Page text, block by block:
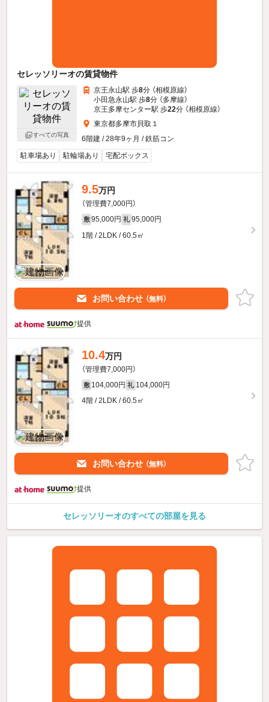
セレッソリーオの賃貸物件
すべての写真
京王永山駅 歩8分 （相模原線）
小田急永山駅 歩8分 （多摩線）
京王多摩センター駅 歩22分 （相模原線）
東京都多摩市貝取１
6階建 / 28年9ヶ月 / 鉄筋コン
駐車場あり
駐輪場あり 宅配ボックス
9.5万円
（管理費7,000円）
敷 95,000円 礼 95,000円
1階 / 2LDK / 60.5㎡
お問い合わせ （無料）
提供
10.4万円
（管理費7,000円）
敷 104,000円 礼 104,000円
4階 / 2LDK / 60.5㎡
お問い合わせ （無料）
提供
セレッソリーオのすべての部屋を見る